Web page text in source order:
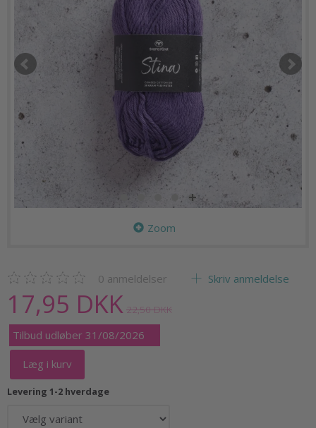
Zoom
0 anmeldelser Skriv anmeldelse
17,95 DKK 22,50 DKK
Tilbud udløber 31/08/2026
Læg i kurv
Levering 1-2 hverdage